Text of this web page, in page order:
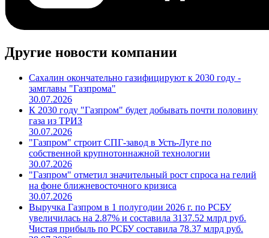
Другие новости компании
Сахалин окончательно газифицируют к 2030 году -
замглавы "Газпрома"
30.07.2026
К 2030 году "Газпром" будет добывать почти половину
газа из ТРИЗ
30.07.2026
"Газпром" строит СПГ-завод в Усть-Луге по
собственной крупнотоннажной технологии
30.07.2026
"Газпром" отметил значительный рост спроса на гелий
на фоне ближневосточного кризиса